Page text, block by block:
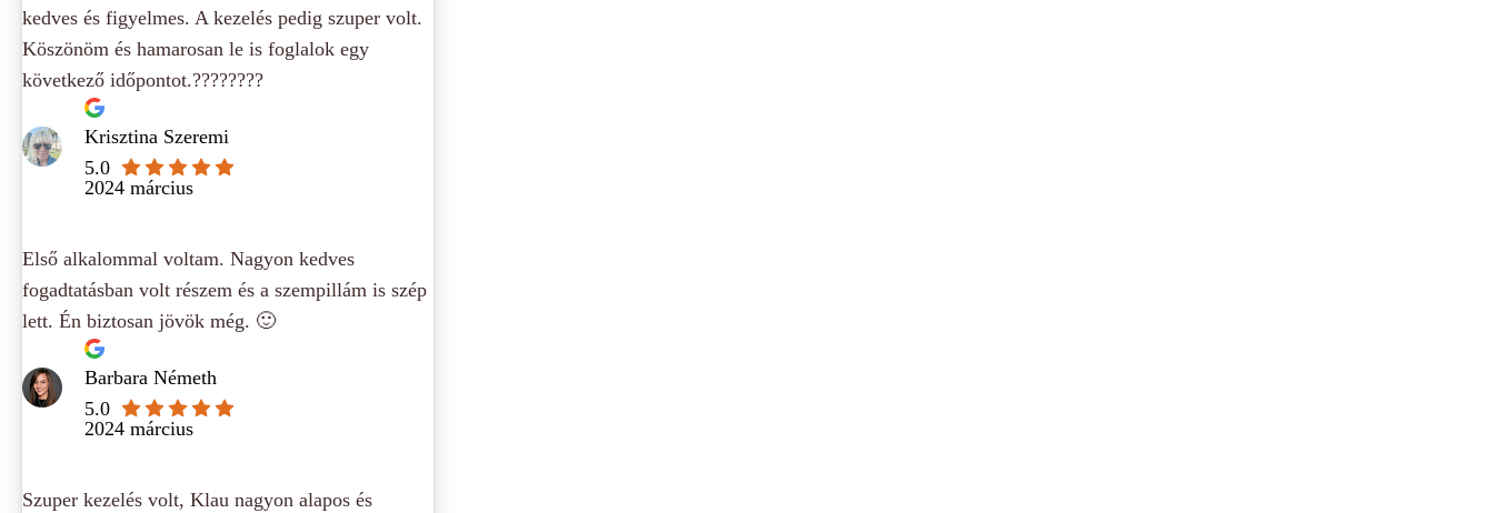
kedves és figyelmes. A kezelés pedig szuper volt.
Köszönöm és hamarosan le is foglalok egy
következő időpontot.????????
Krisztina Szeremi
5.0
2024 március
Első alkalommal voltam. Nagyon kedves
fogadtatásban volt részem és a szempillám is szép
lett. Én biztosan jövök még. 🙂
Barbara Németh
5.0
2024 március
Szuper kezelés volt, Klau nagyon alapos és